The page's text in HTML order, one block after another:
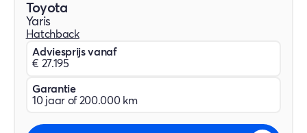
Toyota
Yaris
Hatchback
Adviesprijs vanaf
€ 27.195
Garantie
10 jaar of 200.000 km